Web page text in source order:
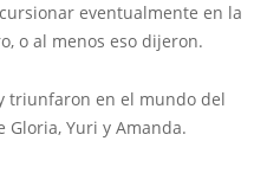
eventualmente en la
o al menos eso dijeron.
triunfaron en el mundo del
Gloria, Yuri y Amanda.